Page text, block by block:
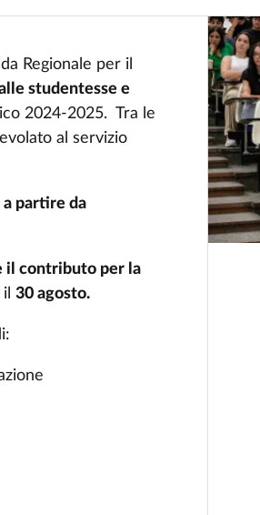
Regionale per il
studentesse e
2024-2025. Tra le
al servizio
a partire da
il contributo per la
30 agosto.